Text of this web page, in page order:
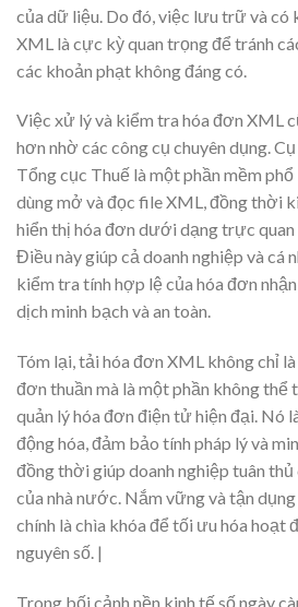
của dữ liệu. Do đó, việc lưu trữ và có
XML là cực kỳ quan trọng để tránh
các khoản phạt không đáng có.
Việc xử lý và kiểm tra hóa đơn XML
hơn nhờ các công cụ chuyên dụng.
Tổng cục Thuế là một phần mềm
dùng mở và đọc file XML, đồng thời
hiển thị hóa đơn dưới dạng trực
Điều này giúp cả doanh nghiệp và cá
kiểm tra tính hợp lệ của hóa đơn
dịch minh bạch và an toàn.
Tóm lại, tải hóa đơn XML không chỉ
đơn thuần mà là một phần không thể
quản lý hóa đơn điện tử hiện đại. Nó
động hóa, đảm bảo tính pháp lý và
đồng thời giúp doanh nghiệp tuân thủ
của nhà nước. Nắm vững và tận
chính là chìa khóa để tối ưu hóa hoạt
nguyên số. |
Trong bối cảnh nền kinh tế số ngày